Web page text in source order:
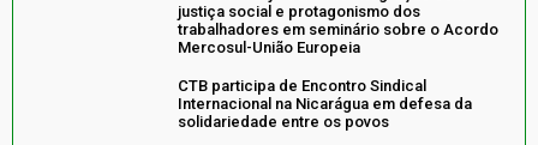
justiça social e protagonismo dos
trabalhadores em seminário sobre o Acordo
Mercosul-União Europeia
CTB participa de Encontro Sindical
Internacional na Nicarágua em defesa da
solidariedade entre os povos